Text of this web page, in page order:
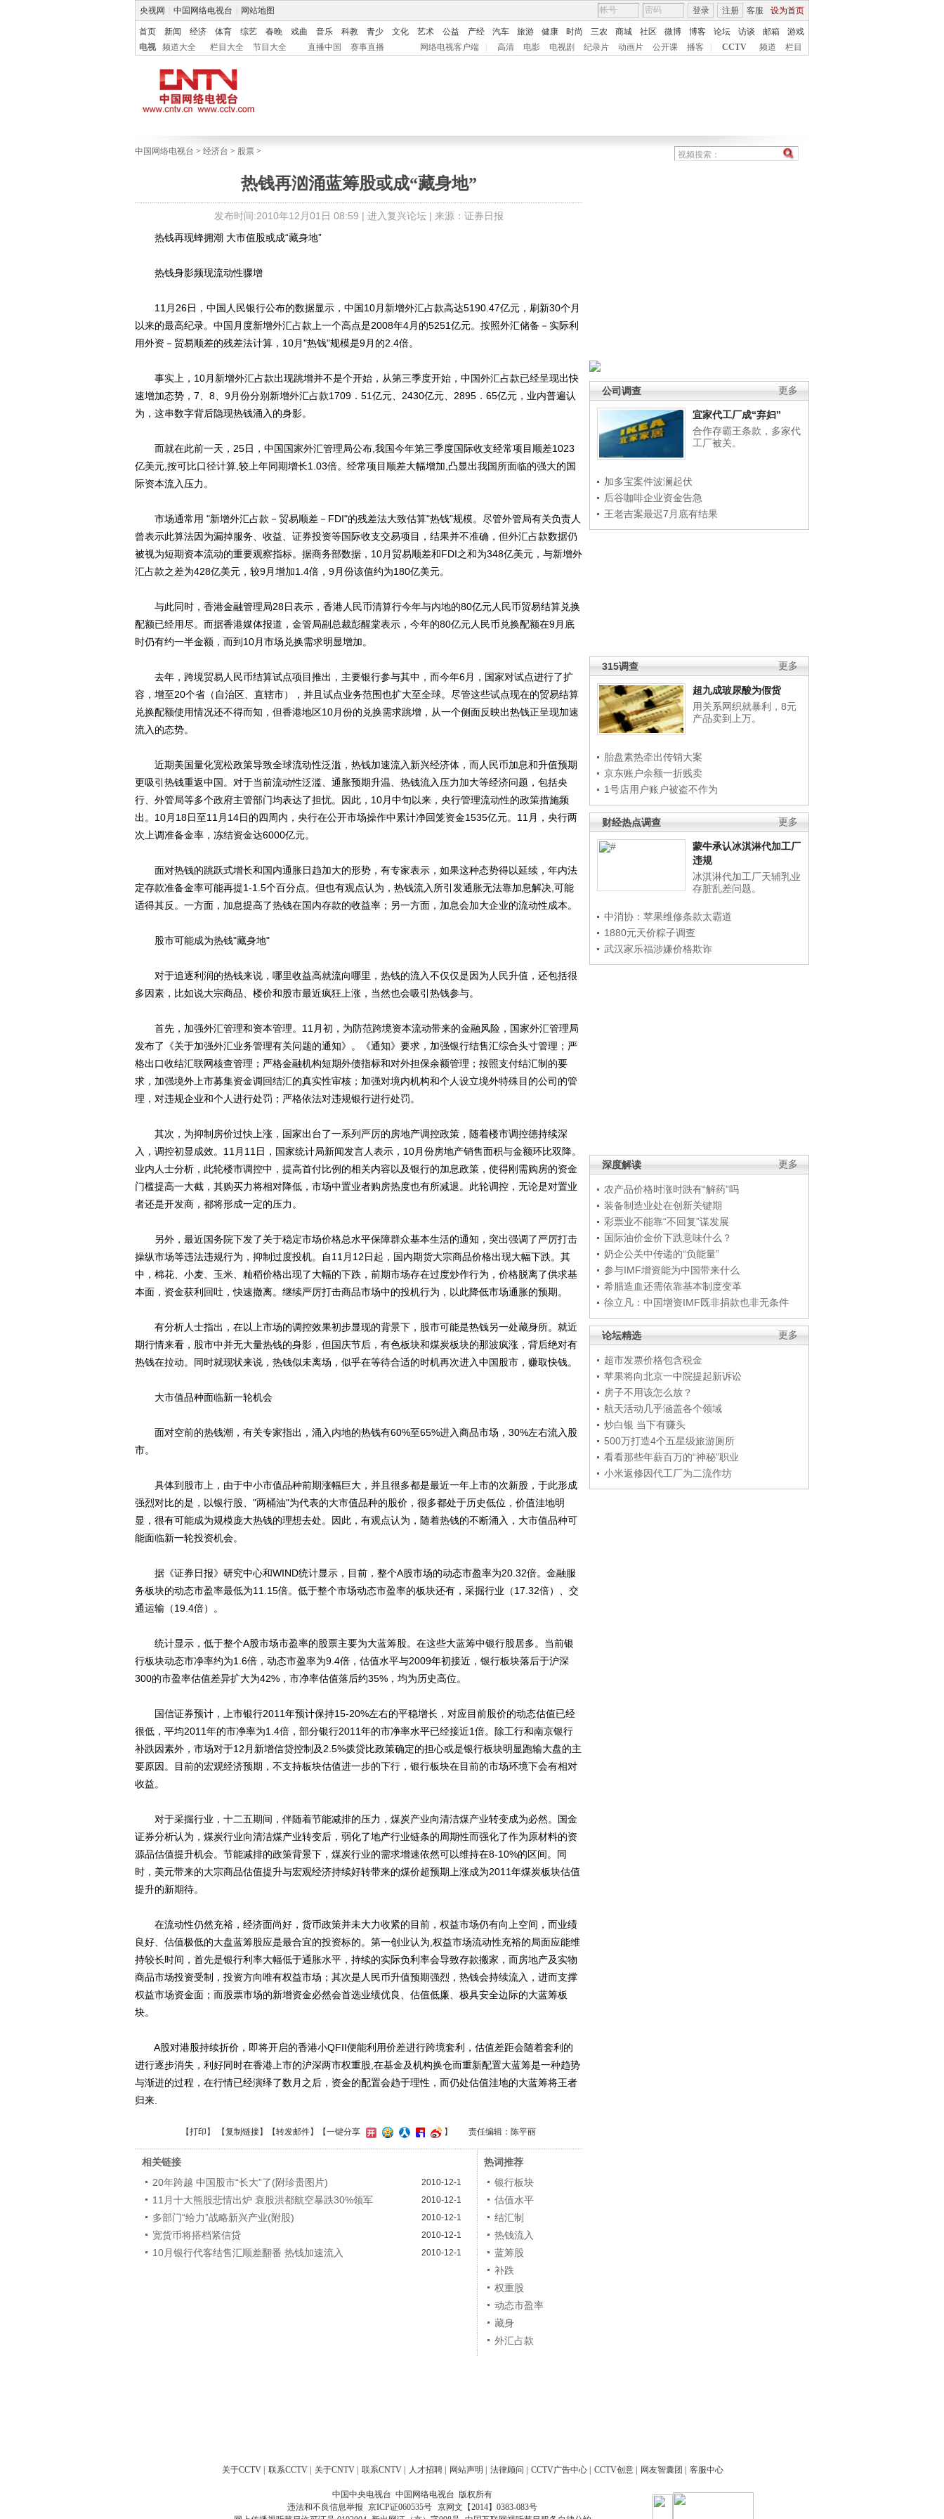
央视网 中国网络电视台 网站地图 客服 设为首页
登录 注册
首页 新闻 经济 体育 综艺 春晚 戏曲 音乐 科教 青少 文化 艺术 公益 产经 汽车 旅游 健康 时尚 三农 商城 社区 微博 博客 论坛 访谈 邮箱
游戏
电视
频道大全 栏目大全 节目大全 直播中国 赛事直播 网络电视客户端 高清 电影 电视剧 纪录片 动画片 公开课 播客 CCTV 频道 栏目
中国网络电视台 > 经济台 > 股票 >
热钱再汹涌蓝筹股或成“藏身地”
发布时间:2010年12月01日 08:59 | 进入复兴论坛| 来源：证券日报
更多
公司调查
宜家代工厂成“弃妇”
合作存霸王条款，多家代
工厂被关。
加多宝案件波澜起伏
后谷咖啡企业资金告急
王老吉案最迟7月底有结果
更多
315调查
超九成玻尿酸为假货
用关系网织就暴利，8元
产品卖到上万。
胎盘素热牵出传销大案
京东账户余额一折贱卖
1号店用户账户被盗不作为
更多
财经热点调查
蒙牛承认冰淇淋代加工厂
违规
冰淇淋代加工厂天辅乳业
存脏乱差问题。
中消协：苹果维修条款太霸道
1880元天价粽子调查
武汉家乐福涉嫌价格欺诈
更多
深度解读
农产品价格时涨时跌有“解药”吗
装备制造业处在创新关键期
彩票业不能靠“不回复”谋发展
国际油价金价下跌意味什么？
奶企公关中传递的“负能量”
参与IMF增资能为中国带来什么
希腊造血还需依靠基本制度变革
徐立凡：中国增资IMF既非捐款也非无条件
更多
论坛精选
超市发票价格包含税金
苹果将向北京一中院提起新诉讼
房子不用该怎么放？
航天活动几乎涵盖各个领域
炒白银 当下有赚头
500万打造4个五星级旅游厕所
看看那些年薪百万的“神秘”职业
小米返修因代工厂为二流作坊
热钱再现蜂拥潮 大市值股或成“藏身地”
热钱身影频现流动性骤增
11月26日，中国人民银行公布的数据显示，中国10月新增外汇占款高达5190.47亿元，刷新30个月
以来的最高纪录。中国月度新增外汇占款上一个高点是2008年4月的5251亿元。按照外汇储备－实际利
用外资－贸易顺差的残差法计算，10月"热钱"规模是9月的2.4倍。
事实上，10月新增外汇占款出现跳增并不是个开始，从第三季度开始，中国外汇占款已经呈现出快
速增加态势，7、8、9月份分别新增外汇占款1709．51亿元、2430亿元、2895．65亿元，业内普遍认
为，这串数字背后隐现热钱涌入的身影。
而就在此前一天，25日，中国国家外汇管理局公布,我国今年第三季度国际收支经常项目顺差1023
亿美元,按可比口径计算,较上年同期增长1.03倍。经常项目顺差大幅增加,凸显出我国所面临的强大的国
际资本流入压力。
市场通常用 "新增外汇占款－贸易顺差－FDI"的残差法大致估算"热钱"规模。尽管外管局有关负责人
曾表示此算法因为漏掉服务、收益、证券投资等国际收支交易项目，结果并不准确，但外汇占款数据仍
被视为短期资本流动的重要观察指标。据商务部数据，10月贸易顺差和FDI之和为348亿美元，与新增外
汇占款之差为428亿美元，较9月增加1.4倍，9月份该值约为180亿美元。
与此同时，香港金融管理局28日表示，香港人民币清算行今年与内地的80亿元人民币贸易结算兑换
配额已经用尽。而据香港媒体报道，金管局副总裁彭醒棠表示，今年的80亿元人民币兑换配额在9月底
时仍有约一半金额，而到10月市场兑换需求明显增加。
去年，跨境贸易人民币结算试点项目推出，主要银行参与其中，而今年6月，国家对试点进行了扩
容，增至20个省（自治区、直辖市），并且试点业务范围也扩大至全球。尽管这些试点现在的贸易结算
兑换配额使用情况还不得而知，但香港地区10月份的兑换需求跳增，从一个侧面反映出热钱正呈现加速
流入的态势。
近期美国量化宽松政策导致全球流动性泛滥，热钱加速流入新兴经济体，而人民币加息和升值预期
更吸引热钱重返中国。对于当前流动性泛滥、通胀预期升温、热钱流入压力加大等经济问题，包括央
行、外管局等多个政府主管部门均表达了担忧。因此，10月中旬以来，央行管理流动性的政策措施频
出。10月18日至11月14日的四周内，央行在公开市场操作中累计净回笼资金1535亿元。11月，央行两
次上调准备金率，冻结资金达6000亿元。
面对热钱的跳跃式增长和国内通胀日趋加大的形势，有专家表示，如果这种态势得以延续，年内法
定存款准备金率可能再提1-1.5个百分点。但也有观点认为，热钱流入所引发通胀无法靠加息解决,可能
适得其反。一方面，加息提高了热钱在国内存款的收益率；另一方面，加息会加大企业的流动性成本。
股市可能成为热钱"藏身地"
对于追逐利润的热钱来说，哪里收益高就流向哪里，热钱的流入不仅仅是因为人民升值，还包括很
多因素，比如说大宗商品、楼价和股市最近疯狂上涨，当然也会吸引热钱参与。
首先，加强外汇管理和资本管理。11月初，为防范跨境资本流动带来的金融风险，国家外汇管理局
发布了《关于加强外汇业务管理有关问题的通知》。《通知》要求，加强银行结售汇综合头寸管理；严
格出口收结汇联网核查管理；严格金融机构短期外债指标和对外担保余额管理；按照支付结汇制的要
求，加强境外上市募集资金调回结汇的真实性审核；加强对境内机构和个人设立境外特殊目的公司的管
理，对违规企业和个人进行处罚；严格依法对违规银行进行处罚。
其次，为抑制房价过快上涨，国家出台了一系列严厉的房地产调控政策，随着楼市调控德持续深
入，调控初显成效。11月11日，国家统计局新闻发言人表示，10月份房地产销售面积与金额环比双降。
业内人士分析，此轮楼市调控中，提高首付比例的相关内容以及银行的加息政策，使得刚需购房的资金
门槛提高一大截，其购买力将相对降低，市场中置业者购房热度也有所减退。此轮调控，无论是对置业
者还是开发商，都将形成一定的压力。
另外，最近国务院下发了关于稳定市场价格总水平保障群众基本生活的通知，突出强调了严厉打击
操纵市场等违法违规行为，抑制过度投机。自11月12日起，国内期货大宗商品价格出现大幅下跌。其
中，棉花、小麦、玉米、籼稻价格出现了大幅的下跌，前期市场存在过度炒作行为，价格脱离了供求基
本面，资金获利回吐，快速撤离。继续严厉打击商品市场中的投机行为，以此降低市场通胀的预期。
有分析人士指出，在以上市场的调控效果初步显现的背景下，股市可能是热钱另一处藏身所。就近
期行情来看，股市中并无大量热钱的身影，但国庆节后，有色板块和煤炭板块的那波疯涨，背后绝对有
热钱在拉动。同时就现状来说，热钱似未离场，似乎在等待合适的时机再次进入中国股市，赚取快钱。
大市值品种面临新一轮机会
面对空前的热钱潮，有关专家指出，涌入内地的热钱有60%至65%进入商品市场，30%左右流入股
市。
具体到股市上，由于中小市值品种前期涨幅巨大，并且很多都是最近一年上市的次新股，于此形成
强烈对比的是，以银行股、"两桶油"为代表的大市值品种的股价，很多都处于历史低位，价值洼地明
显，很有可能成为规模庞大热钱的理想去处。因此，有观点认为，随着热钱的不断涌入，大市值品种可
能面临新一轮投资机会。
据《证券日报》研究中心和WIND统计显示，目前，整个A股市场的动态市盈率为20.32倍。金融服
务板块的动态市盈率最低为11.15倍。低于整个市场动态市盈率的板块还有，采掘行业（17.32倍）、交
通运输（19.4倍）。
统计显示，低于整个A股市场市盈率的股票主要为大蓝筹股。在这些大蓝筹中银行股居多。当前银
行板块动态市净率约为1.6倍，动态市盈率为9.4倍，估值水平与2009年初接近，银行板块落后于沪深
300的市盈率估值差异扩大为42%，市净率估值落后约35%，均为历史高位。
国信证券预计，上市银行2011年预计保持15-20%左右的平稳增长，对应目前股价的动态估值已经
很低，平均2011年的市净率为1.4倍，部分银行2011年的市净率水平已经接近1倍。除工行和南京银行
补跌因素外，市场对于12月新增信贷控制及2.5%拨贷比政策确定的担心或是银行板块明显跑输大盘的主
要原因。目前的宏观经济预期，不支持板块估值进一步的下行，银行板块在目前的市场环境下会有相对
收益。
对于采掘行业，十二五期间，伴随着节能减排的压力，煤炭产业向清洁煤产业转变成为必然。国金
证券分析认为，煤炭行业向清洁煤产业转变后，弱化了地产行业链条的周期性而强化了作为原材料的资
源品估值提升机会。节能减排的政策背景下，煤炭行业的需求增速依然可以维持在8-10%的区间。同
时，美元带来的大宗商品估值提升与宏观经济持续好转带来的煤价超预期上涨成为2011年煤炭板块估值
提升的新期待。
在流动性仍然充裕，经济面尚好，货币政策并未大力收紧的目前，权益市场仍有向上空间，而业绩
良好、估值极低的大盘蓝筹股应是最合宜的投资标的。第一创业认为,权益市场流动性充裕的局面应能维
持较长时间，首先是银行利率大幅低于通胀水平，持续的实际负利率会导致存款搬家，而房地产及实物
商品市场投资受制，投资方向唯有权益市场；其次是人民币升值预期强烈，热钱会持续流入，进而支撑
权益市场资金面；而股票市场的新增资金必然会首选业绩优良、估值低廉、极具安全边际的大蓝筹板
块。
A股对港股持续折价，即将开启的香港小QFII便能利用价差进行跨境套利，估值差距会随着套利的
进行逐步消失，利好同时在香港上市的沪深两市权重股,在基金及机构换仓而重新配置大蓝筹是一种趋势
与渐进的过程，在行情已经演绎了数月之后，资金的配置会趋于理性，而仍处估值洼地的大蓝筹将王者
归来.
【打印 】 【复制链接】【转发邮件】 【一键分享 】 责任编辑：陈平丽
相关链接
20年跨越 中国股市“长大”了(附珍贵图片)
2010-12-1
11月十大熊股悲情出炉 衰股洪都航空暴跌30%领军 2010-12-1
多部门“给力”战略新兴产业(附股) 2010-12-1
宽货币将搭档紧信贷 2010-12-1
10月银行代客结售汇顺差翻番 热钱加速流入 2010-12-1
热词推荐
银行板块
估值水平
结汇制
热钱流入
蓝筹股
补跌
权重股
动态市盈率
藏身
外汇占款
关于CCTV 联系CCTV 关于CNTV 联系CNTV 人才招聘 网站声明 法律顾问 CCTV广告中心 CCTV创意 网友智囊团 客服中心
中国中央电视台 中国网络电视台 版权所有
违法和不良信息举报 京ICP证060535号
京网文【2014】0383-083号